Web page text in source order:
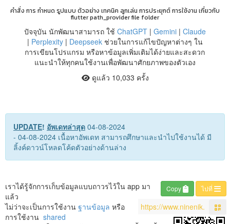
คำสั่ง การ กำหนด รูปแบบ ตัวอย่าง เทคนิค ลูกเล่น การประยุกต์ การใช้งาน เกี่ยวกับ
flutter path_provider file folder
ปัจจุบัน นักพัฒนาสามารถ ใช้ ChatGPT| Gemini| Claude
| Perplexity| Deepseekช่วยในการแก้ไขปัญหาต่างๆ ใน
การเขียนโปรแกรม หรือหาข้อมูลเพิ่มเติมได้ง่ายและสะดวก
แนะนำให้ทุกคนใช้งานเพื่อพัฒนาศักยภาพของตัวเอง
ดูแล้ว 10,033 ครั้ง
UPDATE! อัพเดทล่าสุด 04-08-2024
- 04-08-2024 เนื้อหาอัพเดท สามารถศึกษาและนำไปใช้งานได้ มี
ลิ้งค์ดาวน์โหลดโค้ดตัวอย่างด้านล่าง
ไปที่
Copy
เราได้รู้จักการเก็บข้อมูลแบบถาวรไว้ใน app มา
แล้ว
ไม่ว่าจะเป็นการใช้งาน ฐานข้อมูล หรือ
การใช้งาน shared